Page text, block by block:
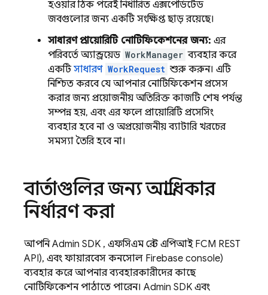
হওয়ার ঠিক পরেই নির্ধারিত এক্সপেডিটেড
জবগুলোর জন্য একটি সংক্ষিপ্ত ছাড় রয়েছে।
সাধারণ প্রায়োরিটি নোটিফিকেশনের জন্য: এর
পরিবর্তে অ্যান্ড্রয়েড WorkManager ব্যবহার করে
একটিসাধারণ WorkRequest শুরু করুন। এটি
নিশ্চিত করবে যে আপনার নোটিফিকেশন প্রসেস
করার জন্য প্রয়োজনীয় অতিরিক্ত কাজটি শেষ পর্যন্ত
সম্পন্ন হয়, এবং এর ফলে প্রায়োরিটি প্রসেসিং
ব্যবহার হবে না ও অপ্রয়োজনীয় ব্যাটারি খরচের
সমস্যা তৈরি হবে না।
বার্তাগুলির জন্য অগ্রাধিকার
নির্ধারণ করা
আপনিAdmin SDK , এফসিএম রেস্ট এপিআই FCM REST
API), এবং ফায়ারবেস কনসোল Firebase console)
ব্যবহার করে আপনার ব্যবহারকারীদের কাছে
নোটিফিকেশন পাঠাতে পারেন। Admin SDK এবং